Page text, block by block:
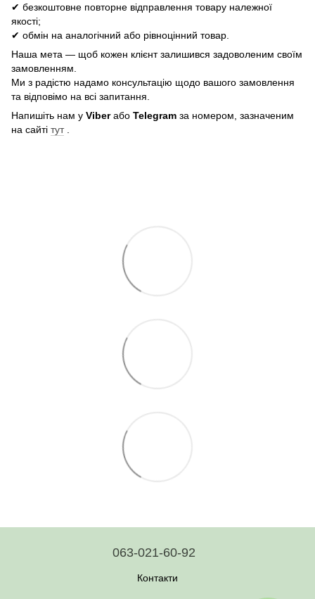
✔ безкоштовне повторне відправлення товару належної
якості;
✔ обмін на аналогічний або рівноцінний товар.
Наша мета — щоб кожен клієнт залишився задоволеним своїм
замовленням.
Ми з радістю надамо консультацію щодо вашого замовлення
та відповімо на всі запитання.
Напишіть нам у Viberабо Telegram за номером, зазначеним
на сайті тут.
063-021-60-92
Контакти